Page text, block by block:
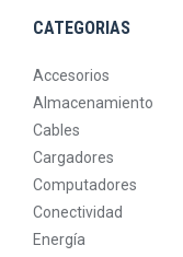
CATEGORIAS
Accesorios
Almacenamiento
Cables
Cargadores
Computadores
Conectividad
Energía